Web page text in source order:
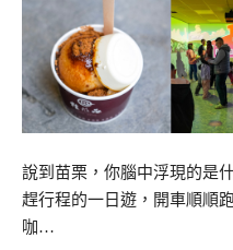
說到苗栗，你腦中浮現的是
趕行程的一日遊，開車順順
咖…